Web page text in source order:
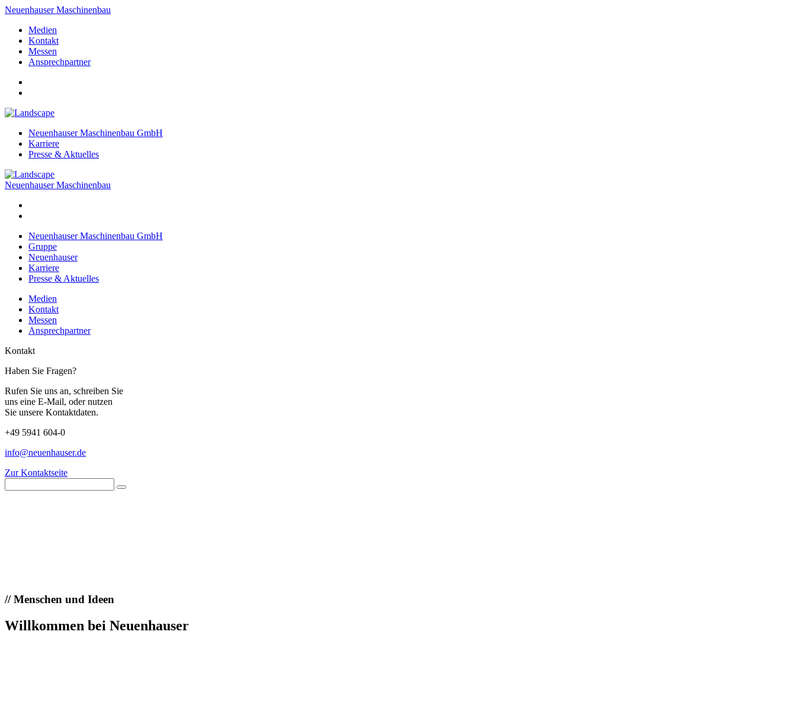
Neuenhauser Maschinenbau
Medien
Kontakt
Messen
Ansprechpartner
Neuenhauser Maschinenbau GmbH
Karriere
Presse & Aktuelles
Neuenhauser Maschinenbau
Neuenhauser Maschinenbau GmbH
Gruppe
Neuenhauser
Karriere
Presse & Aktuelles
Medien
Kontakt
Messen
Ansprechpartner
Kontakt
Haben Sie Fragen?
Rufen Sie uns an, schreiben Sie
uns eine E-Mail, oder nutzen
Sie unsere Kontaktdaten.
+49 5941 604-0
info@neuenhauser.de
Zur Kontaktseite
//Menschen und Ideen
Willkommen bei Neuenhauser